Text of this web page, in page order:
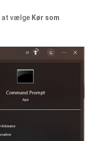
at vælge Kør som